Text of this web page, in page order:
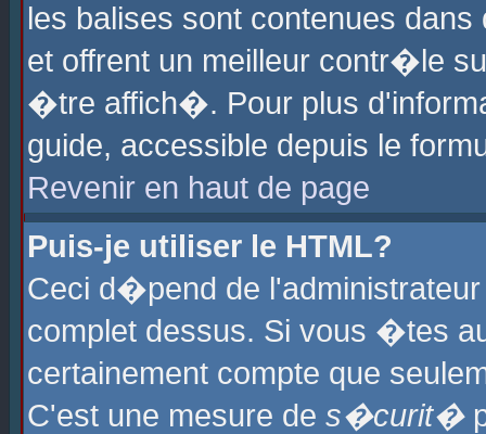
les balises sont contenues
et offrent un meilleur contr�le
�tre affich�. Pour plus
guide, accessible depuis le
Revenir en haut de page
Puis-je utiliser le HTML?
Ceci d�pend de
complet dessus. Si vous �tes
certainement compte que
C'est une mesure de s�curit�